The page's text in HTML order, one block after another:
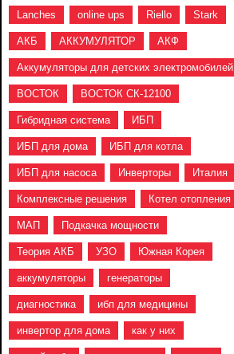
Lanches online ups Riello Stark
АКБ АККУМУЛЯТОР АКФ
Аккумуляторы для детских электромобилей
ВОСТОК ВОСТОК СК-12100
Гибридная система ИБП
ИБП для дома ИБП для котла
ИБП для насоса Инверторы Италия
Комплексные решения Котел отопления
МАП Подкачка мощности
Теория АКБ УЗО Южная Корея
аккумуляторы генераторы
диагностика ибп для медицины
инвертор для дома как у них